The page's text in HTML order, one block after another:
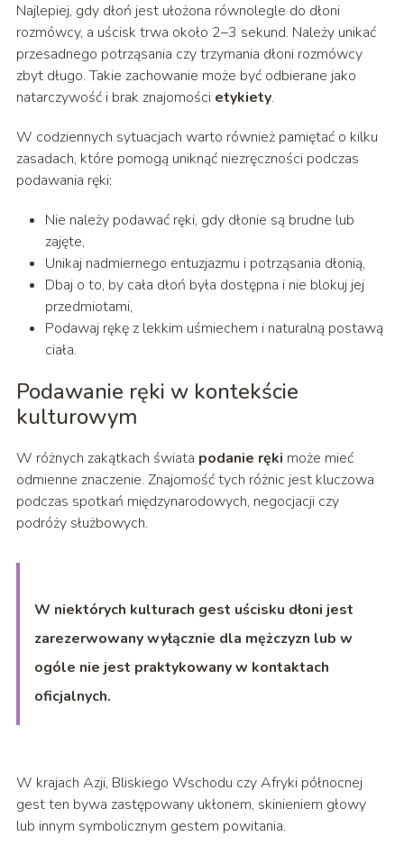
Najlepiej, gdy dłoń jest ułożona równolegle do dłoni
rozmówcy, a uścisk trwa około 2–3 sekund. Należy unikać
przesadnego potrząsania czy trzymania dłoni rozmówcy
zbyt długo. Takie zachowanie może być odbierane jako
natarczywość i brak znajomości etykiety.
W codziennych sytuacjach warto również pamiętać o kilku
zasadach, które pomogą uniknąć niezręczności podczas
podawania ręki:
Nie należy podawać ręki, gdy dłonie są brudne lub
zajęte,
Unikaj nadmiernego entuzjazmu i potrząsania dłonią,
Dbaj o to, by cała dłoń była dostępna i nie blokuj jej
przedmiotami,
Podawaj rękę z lekkim uśmiechem i naturalną postawą
ciała.
Podawanie ręki w kontekście
kulturowym
W różnych zakątkach świata podanie ręki może mieć
odmienne znaczenie. Znajomość tych różnic jest kluczowa
podczas spotkań międzynarodowych, negocjacji czy
podróży służbowych.
W niektórych kulturach gest uścisku dłoni jest
zarezerwowany wyłącznie dla mężczyzn lub w
ogóle nie jest praktykowany w kontaktach
oficjalnych.
W krajach Azji, Bliskiego Wschodu czy Afryki północnej
gest ten bywa zastępowany ukłonem, skinieniem głowy
lub innym symbolicznym gestem powitania.